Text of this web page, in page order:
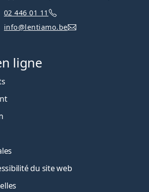
02 446 01 11
info@lentiamo.be
ligne
du site web